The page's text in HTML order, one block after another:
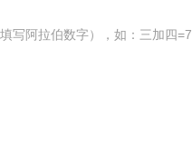
写阿拉伯数字），如：三加四=7